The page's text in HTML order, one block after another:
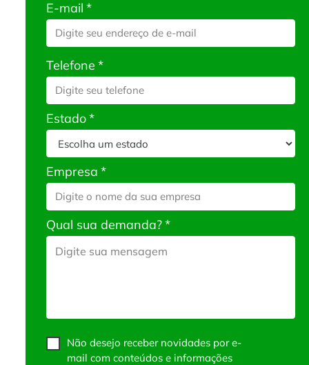
E-mail *
Telefone *
Estado*
Empresa *
Qual sua demanda?*
Não desejo receber novidades por e-
mail com conteúdos e informações